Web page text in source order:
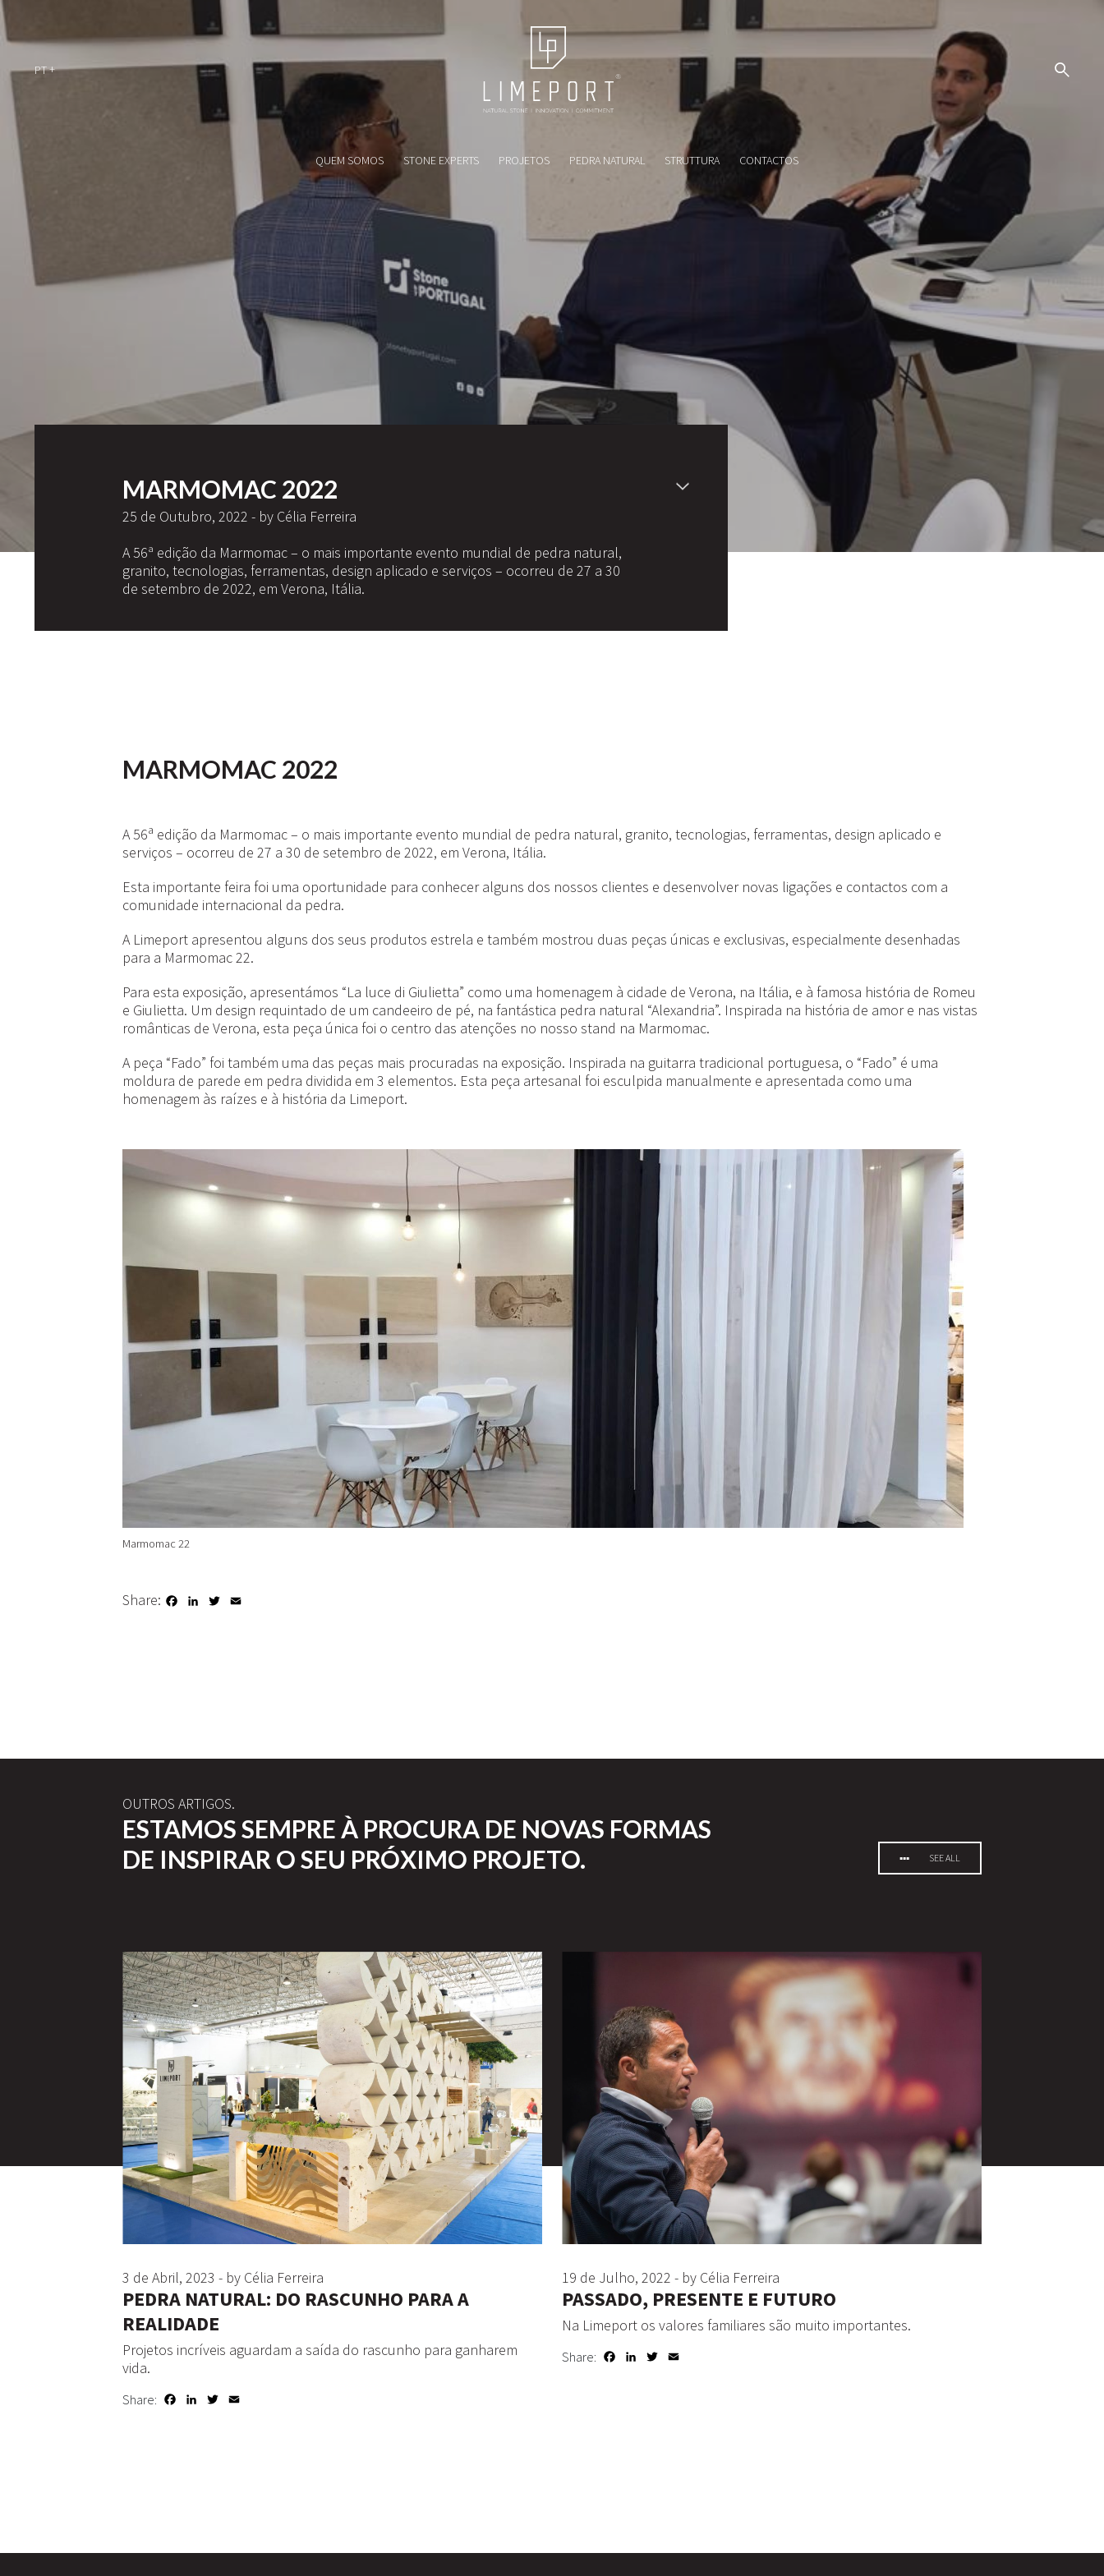
PT
QUEM SOMOS STONE EXPERTS PROJETOS PEDRA NATURAL STRUTTURA CONTACTOS
MARMOMAC 2022
25 de Outubro, 2022 - by Célia Ferreira
A 56ª edição da Marmomac – o mais importante evento mundial de pedra natural,
granito, tecnologias, ferramentas, design aplicado e serviços – ocorreu de 27 a 30
de setembro de 2022, em Verona, Itália.
MARMOMAC 2022
A 56a edição da Marmomac – o mais importante evento mundial de pedra natural, granito, tecnologias, ferramentas, design aplicado e
serviços – ocorreu de 27 a 30 de setembro de 2022, em Verona, Itália.
Esta importante feira foi uma oportunidade para conhecer alguns dos nossos clientes e desenvolver novas ligações e contactos com a
comunidade internacional da pedra.
A Limeport apresentou alguns dos seus produtos estrela e também mostrou duas peças únicas e exclusivas, especialmente desenhadas
para a Marmomac 22.
Para esta exposição, apresentámos “La luce di Giulietta” como uma homenagem à cidade de Verona, na Itália, e à famosa história de Romeu
e Giulietta. Um design requintado de um candeeiro de pé, na fantástica pedra natural “Alexandria”. Inspirada na história de amor e nas vistas
românticas de Verona, esta peça única foi o centro das atenções no nosso stand na Marmomac.
A peça “Fado” foi também uma das peças mais procuradas na exposição. Inspirada na guitarra tradicional portuguesa, o “Fado” é uma
moldura de parede em pedra dividida em 3 elementos. Esta peça artesanal foi esculpida manualmente e apresentada como uma
homenagem às raízes e à história da Limeport.
Marmomac 22
Share: Facebook
LinkedInTwitter
OUTROS ARTIGOS.
ESTAMOS SEMPRE À PROCURA DE NOVAS FORMAS
DE INSPIRAR O SEU PRÓXIMO PROJETO.
SEE ALL
3 de Abril, 2023 - by Célia Ferreira
PEDRA NATURAL: DO RASCUNHO PARA A
REALIDADE
Projetos incríveis aguardam a saída do rascunho para ganharem
vida.
Share: Facebook
LinkedInTwitter
19 de Julho, 2022 - by Célia Ferreira
PASSADO, PRESENTE E FUTURO
Na Limeport os valores familiares são muito importantes.
Share: Facebook
LinkedInTwitter